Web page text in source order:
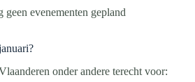
evenementen gepland
onder andere terecht voor: